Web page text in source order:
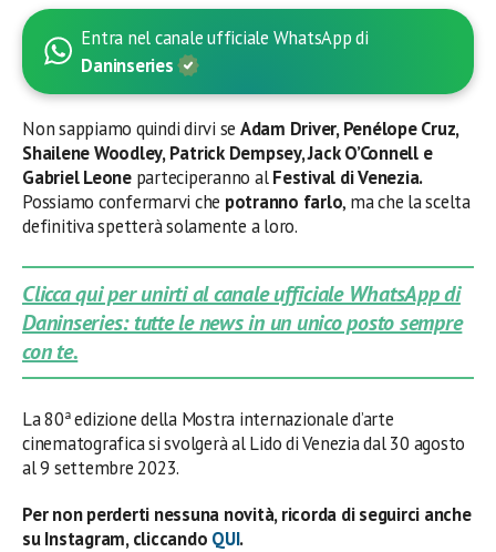
Entra nel canale ufficiale WhatsApp di
Daninseries
Non sappiamo quindi dirvi se Adam Driver, Penélope Cruz,
Shailene Woodley, Patrick Dempsey, Jack O’Connell e
Gabriel Leoneparteciperanno alFestival di Venezia.
Possiamo confermarvi che potranno farlo, ma che la scelta
definitiva spetterà solamente a loro.
Clicca qui per unirti al canale ufficiale WhatsApp di
Daninseries: tutte le news in un unico posto sempre
con te.
La 80ª edizione della Mostra internazionale d’arte
cinematografica si svolgerà al Lido di Venezia dal 30 agosto
al 9 settembre 2023.
Per non perderti nessuna novità, ricorda di seguirci anche
su Instagram, cliccando QUI.